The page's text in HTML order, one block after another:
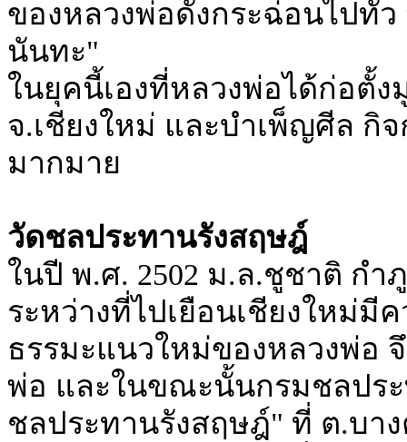
ของหลวงพ่อดังกระฉ่อนไปทั่
นันทะ"
ในยุคนี้เองที่หลวงพ่อได้ก่อตั้
จ.เชียงใหม่ และบำเพ็ญศีล กิ
มากมาย
วัดชลประทานรังสฤษฎ์
ในปี พ.ศ. 2502 ม.ล.ชูชาติ ก
ระหว่างที่ไปเยือนเชียงใหม่มี
ธรรมะแนวใหม่ของหลวงพ่อ
พ่อ และในขณะนั้นกรมชลปร
ชลประทานรังสฤษฎ์" ที่ ต.บา